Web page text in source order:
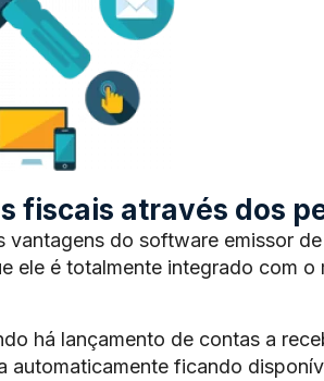
fiscais através dos
vantagens do software emissor
ele é totalmente integrado com
há lançamento de contas a
automaticamente ficando